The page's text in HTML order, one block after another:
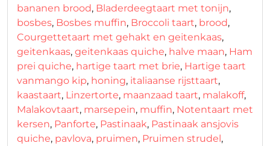
bananen brood, Bladerdeegtaart met tonijn,
bosbes, Bosbes muffin, Broccoli taart, brood,
Courgettetaart met gehakt en geitenkaas,
geitenkaas, geitenkaas quiche, halve maan, Ham
prei quiche, hartige taart met brie, Hartige taart
vanmango kip, honing, italiaanse rijsttaart,
kaastaart, Linzertorte, maanzaad taart, malakoff,
Malakovtaart, marsepein, muffin, Notentaart met
kersen, Panforte, Pastinaak, Pastinaak ansjovis
quiche, pavlova, pruimen, Pruimen strudel,